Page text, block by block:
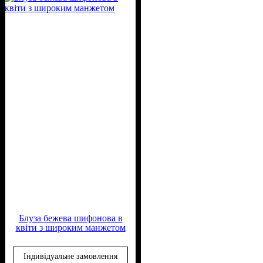
Блуза бежева шифонова в
квіти з широким манжетом
Індивідуальне замовлення